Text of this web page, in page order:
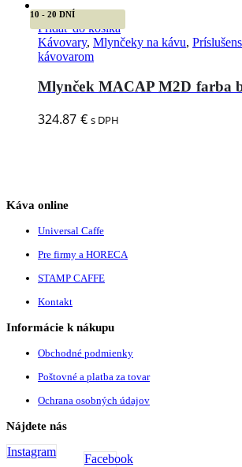
10 - 20 DNÍ
Pridať do košíka
Kávovary, Mlynčeky na kávu,
kávovarom
Mlynček MACAP M2D farba
324.87 € s DPH
Káva online
Universal Caffe
Pre firmy a HORECA
STAMP CAFFE
Kontakt
Informácie k nákupu
Obchodné podmienky
Poštovné a platba za tovar
Ochrana osobných údajov
Nájdete nás
Facebook
Instagram